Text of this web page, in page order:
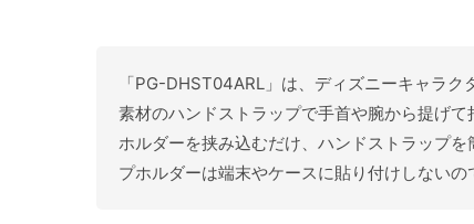
「PG-DHST04ARL」は、ディズニーキャラ
素材のハンドストラップで手首や腕から提げ
ホルダーを挟み込むだけ、ハンドストラップ
プホルダーは端末やケースに貼り付けしない